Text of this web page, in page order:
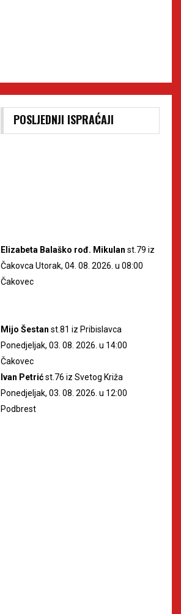
POSLJEDNJI ISPRAĆAJI
Elizabeta Balaško rođ. Mikulan st.79 iz
Čakovca Utorak, 04. 08. 2026. u 08:00
Čakovec
Mijo Šestan st.81 iz Pribislavca
Ponedjeljak, 03. 08. 2026. u 14:00
Čakovec
Ivan Petrićst.76 iz Svetog Križa
Ponedjeljak, 03. 08. 2026. u 12:00
Podbrest